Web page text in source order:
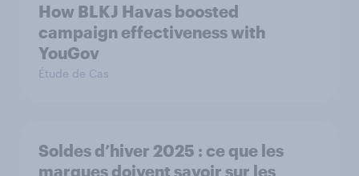
How BLKJ Havas boosted
campaign effectiveness with
YouGov
Étude de Cas
Soldes d’hiver 2025 : ce que les
marques doivent savoir sur les